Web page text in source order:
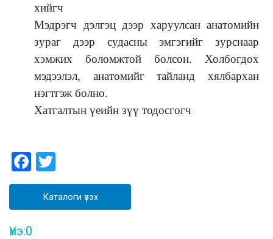
хийгч
Мэдрэгч дэлгэц дээр харуулсан анатомийн
зураг дээр судасны эмгэгийг зурснаар
хэмжих боломжтой болсон. Холбогдох
мэдээлэл, анатомийг тайланд хялбархан
нэгтгэж болно.
Хатгалтын үеийн зүү тодосгогч
Facebook
Каталоги үзэх
Үнэ:0